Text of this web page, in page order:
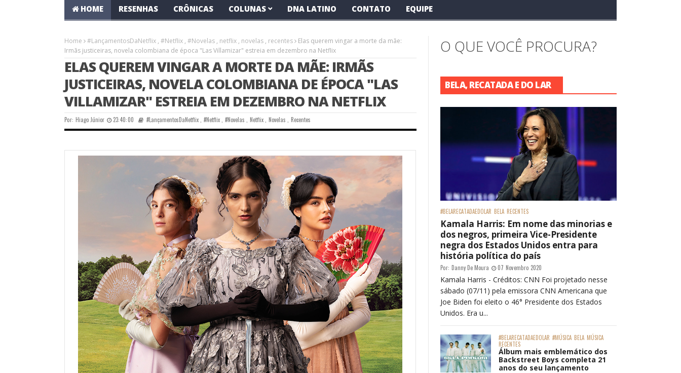
HOME RESENHAS CRÔNICAS COLUNAS DNA LATINO CONTATO EQUIPE
Home #LançamentosDaNetflix , #Netflix , #Novelas , netflix , novelas , recentes
Elas querem vingar a morte da mãe:
Irmãs justiceiras, novela colombiana de época "Las Villamizar" estreia em dezembro na Netflix
ELAS QUEREM VINGAR A MORTE DA MÃE: IRMÃS
JUSTICEIRAS, NOVELA COLOMBIANA DE ÉPOCA "LAS
VILLAMIZAR" ESTREIA EM DEZEMBRO NA NETFLIX
Por: Hiago Júnior 23:40:00 #LançamentosDaNetflix ,#Netflix #Novelas Netflix, Novelas Recentes
O QUE VOCÊ PROCURA?
BELA, RECATADA E DO LAR
#BELARECATADAEDOLAR BELA RECENTES
Kamala Harris: Em nome das minorias e
dos negros, primeira Vice-Presidente
negra dos Estados Unidos entra para
história política do país
Por: Danny De Moura 07 Novembro 2020
Kamala Harris - Créditos: CNN Foi projetado nesse
sábado (07/11) pela emissora CNN Americana que
Joe Biden foi eleito o 46° Presidente dos Estados
Unidos. Era u...
#BELARECATADAEDOLAR #MÚSICA BELA MÚSICA
RECENTES
Álbum mais emblemático dos
Backstreet Boys completa 21
anos do seu lançamento